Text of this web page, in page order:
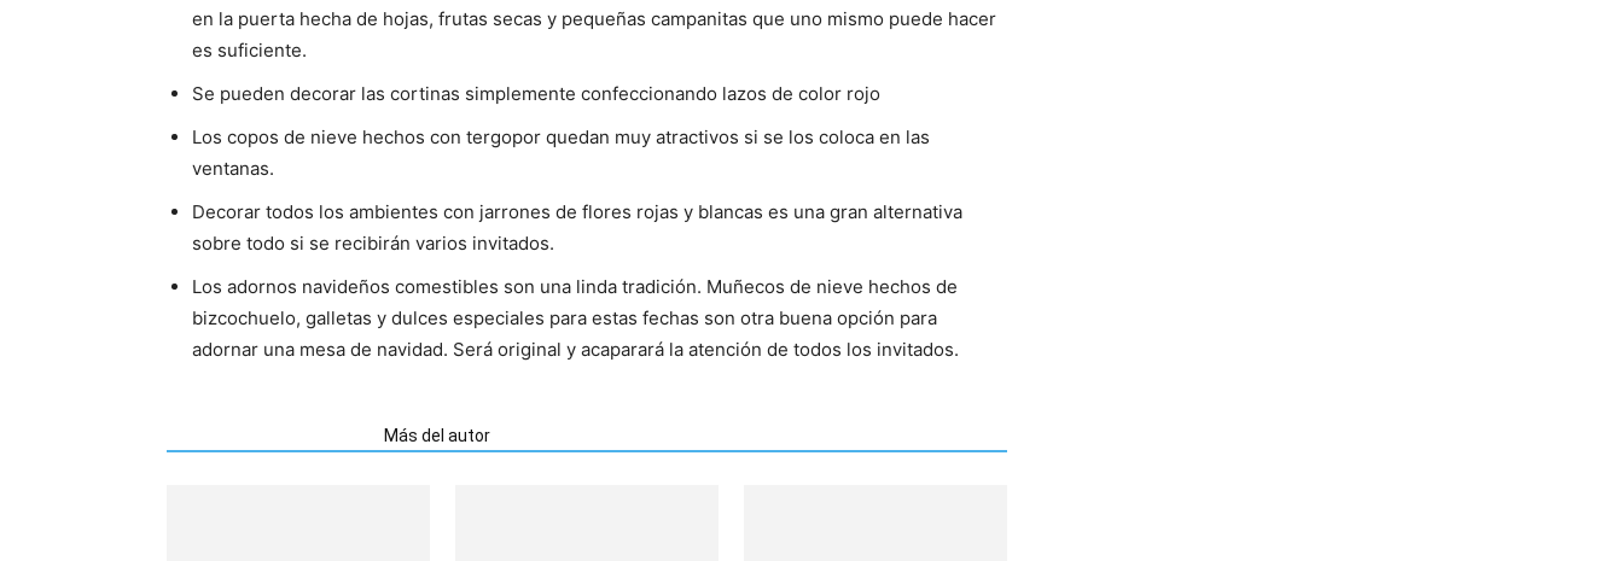
en la puerta hecha de hojas, frutas secas y pequeñas campanitas que uno mismo puede hacer
es suficiente.
Se pueden decorar las cortinas simplemente confeccionando lazos de color rojo
Los copos de nieve hechos con tergopor quedan muy atractivos si se los coloca en las
ventanas.
Decorar todos los ambientes con jarrones de flores rojas y blancas es una gran alternativa
sobre todo si se recibirán varios invitados.
Los adornos navideños comestibles son una linda tradición. Muñecos de nieve hechos de
bizcochuelo, galletas y dulces especiales para estas fechas son otra buena opción para
adornar una mesa de navidad. Será original y acaparará la atención de todos los invitados.
Más del autor